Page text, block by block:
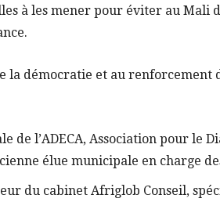
à les mener pour éviter au Mali
la démocratie et au renforcement
de l’ADECA, Association pour le
élue municipale en charge
du cabinet Afriglob Conseil,